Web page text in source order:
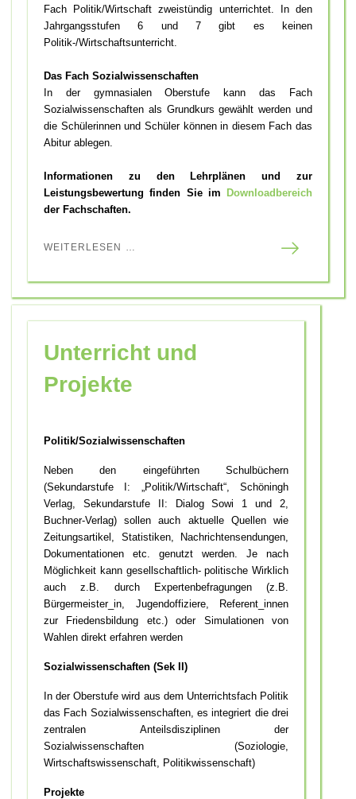
Fach Politik/Wirtschaft zweistündig unterrichtet. In den
Jahrgangsstufen 6 und 7 gibt es keinen
Politik-/Wirtschaftsunterricht.
Das Fach Sozialwissenschaften
In der gymnasialen Oberstufe kann das Fach
Sozialwissenschaften als Grundkurs gewählt werden und
die Schülerinnen und Schüler können in diesem Fach das
Abitur ablegen.
Informationen zu den Lehrplänen und zur
Leistungsbewertung finden Sie im
Downloadbereich
der Fachschaften.
WEITERLESEN …
Unterricht und
Projekte
Politik/Sozialwissenschaften
Neben den eingeführten Schulbüchern
(Sekundarstufe I: „Politik/Wirtschaft“, Schöningh
Verlag, Sekundarstufe II: Dialog Sowi 1 und 2,
Buchner-Verlag) sollen auch aktuelle Quellen wie
Zeitungsartikel, Statistiken, Nachrichtensendungen,
Dokumentationen etc. genutzt werden. Je nach
Möglichkeit kann gesellschaftlich- politische Wirklich
auch z.B. durch Expertenbefragungen (z.B.
Bürgermeister_in, Jugendoffiziere, Referent_innen
zur Friedensbildung etc.) oder Simulationen von
Wahlen direkt erfahren werden
Sozialwissenschaften (Sek II)
In der Oberstufe wird aus dem Unterrichtsfach Politik
das Fach Sozialwissenschaften, es integriert die drei
zentralen Anteilsdisziplinen der
Sozialwissenschaften (Soziologie,
Wirtschaftswissenschaft, Politikwissenschaft)
Projekte